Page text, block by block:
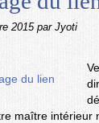
2015 par Jyoti
maître intérieur